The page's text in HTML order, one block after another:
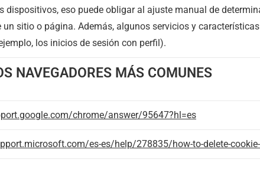
dispositivos, eso puede obligar al ajuste manual de
un sitio o página. Además, algunos servicios y
los inicios de sesión con perfil).
NAVEGADORES MÁS COMUNES
chrome/answer/95647?hl=es
es-es/help/278835/how-to-delete-